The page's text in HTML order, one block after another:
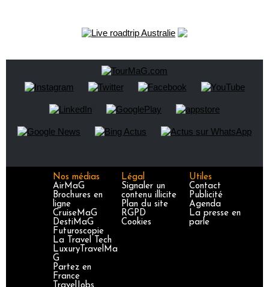
Nos médias
AirMaG
Brochures en
ligne
CruiseMaG
DestiMaG
Futuroscopie
La Travel Tech
LuxuryTravelMa
G
Partez en
France
Légal
Signaler un
contenu illicite
Plan du site
RGPD
Cookies
Utiles
Contact
Publicité
Agenda
La presse en
parle